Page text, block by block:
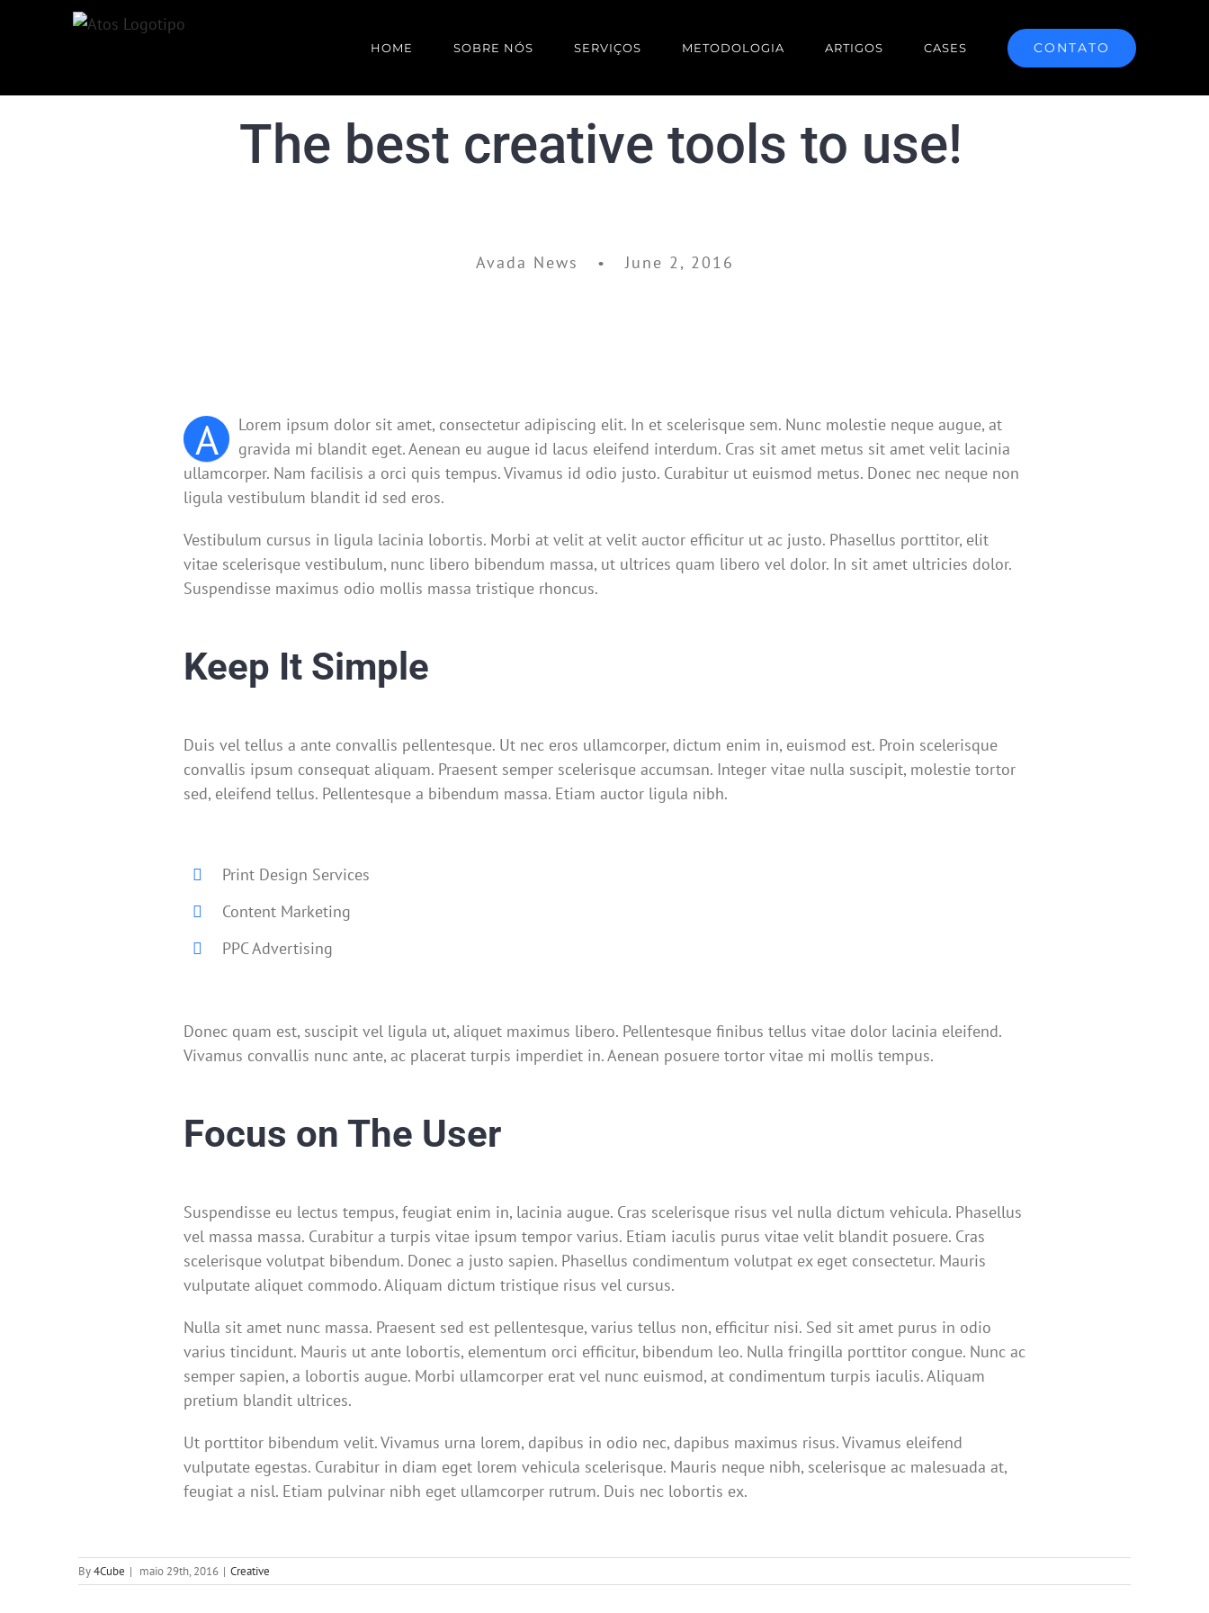
HOME SOBRE NÓS SERVIÇOS METODOLOGIA ARTIGOS CASES CONTATO
The best creative tools to use!
Avada News • June 2, 2016
A
Lorem ipsum dolor sit amet, consectetur adipiscing elit. In et scelerisque sem. Nunc molestie neque augue, at
gravida mi blandit eget. Aenean eu augue id lacus eleifend interdum. Cras sit amet metus sit amet velit lacinia
ullamcorper. Nam facilisis a orci quis tempus. Vivamus id odio justo. Curabitur ut euismod metus. Donec nec neque non
ligula vestibulum blandit id sed eros.
Vestibulum cursus in ligula lacinia lobortis. Morbi at velit at velit auctor efficitur ut ac justo. Phasellus porttitor, elit
vitae scelerisque vestibulum, nunc libero bibendum massa, ut ultrices quam libero vel dolor. In sit amet ultricies dolor.
Suspendisse maximus odio mollis massa tristique rhoncus.
Keep It Simple
Duis vel tellus a ante convallis pellentesque. Ut nec eros ullamcorper, dictum enim in, euismod est. Proin scelerisque
convallis ipsum consequat aliquam. Praesent semper scelerisque accumsan. Integer vitae nulla suscipit, molestie tortor
sed, eleifend tellus. Pellentesque a bibendum massa. Etiam auctor ligula nibh.
Print Design Services
Content Marketing
PPC Advertising
Donec quam est, suscipit vel ligula ut, aliquet maximus libero. Pellentesque finibus tellus vitae dolor lacinia eleifend.
Vivamus convallis nunc ante, ac placerat turpis imperdiet in. Aenean posuere tortor vitae mi mollis tempus.
Focus on The User
Suspendisse eu lectus tempus, feugiat enim in, lacinia augue. Cras scelerisque risus vel nulla dictum vehicula. Phasellus
vel massa massa. Curabitur a turpis vitae ipsum tempor varius. Etiam iaculis purus vitae velit blandit posuere. Cras
scelerisque volutpat bibendum. Donec a justo sapien. Phasellus condimentum volutpat ex eget consectetur. Mauris
vulputate aliquet commodo. Aliquam dictum tristique risus vel cursus.
Nulla sit amet nunc massa. Praesent sed est pellentesque, varius tellus non, efficitur nisi. Sed sit amet purus in odio
varius tincidunt. Mauris ut ante lobortis, elementum orci efficitur, bibendum leo. Nulla fringilla porttitor congue. Nunc ac
semper sapien, a lobortis augue. Morbi ullamcorper erat vel nunc euismod, at condimentum turpis iaculis. Aliquam
pretium blandit ultrices.
Ut porttitor bibendum velit. Vivamus urna lorem, dapibus in odio nec, dapibus maximus risus. Vivamus eleifend
vulputate egestas. Curabitur in diam eget lorem vehicula scelerisque. Mauris neque nibh, scelerisque ac malesuada at,
feugiat a nisl. Etiam pulvinar nibh eget ullamcorper rutrum. Duis nec lobortis ex.
By4Cube | maio 29th, 2016 | Creative